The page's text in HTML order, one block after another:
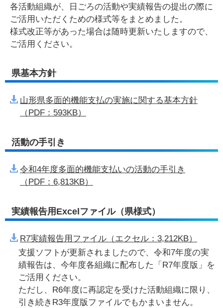
各活動組織が、日ごろの活動や実績報告の提出の際に
ご活用いただくための様式等をまとめました。
様式改正等があった場合は随時更新いたしますので、
ご活用ください。
県基本方針
山形県多面的機能支払の実施に関する基本方針
（PDF：593KB）
活動の手引き
令和4年度多面的機能支払いの活動の手引き
（PDF：6,813KB）
実績報告用Excelファイル（県様式）
R7実績報告用ファイル（エクセル：3,212KB）
支援ソフトが更新されましたので、令和7年度の実
績報告は、今年度各組織に配布した「R7年度版」を
ご活用ください。
ただし、R6年度に再認定を受けた活動組織に限り、
引き続きR3年度版ファイルでもかまいません。